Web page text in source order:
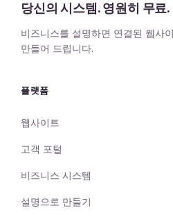
당신의 시스템. 영원히 무료.
비즈니스를 설명하면 연결된 웹사
만들어 드립니다.
플랫폼
웹사이트
고객 포털
비즈니스 시스템
설명으로 만들기